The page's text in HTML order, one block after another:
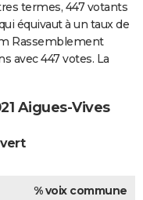
termes, 447 votants
équivaut à un taux de
Rassemblement
avec 447 votes. La
Aigues-Vives
% voix commune